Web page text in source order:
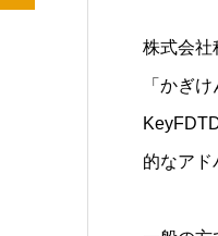
株式会社
「かぎ
的なアド